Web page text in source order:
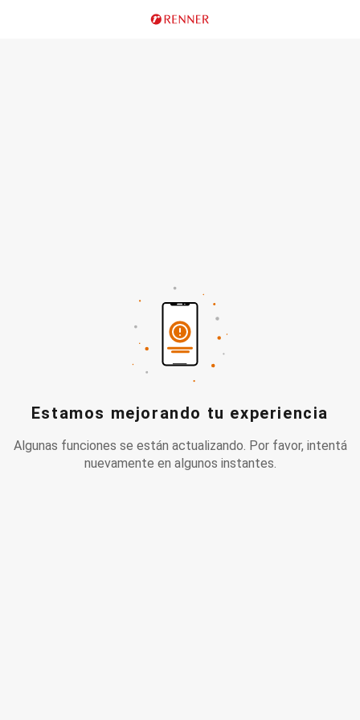
Estamos mejorando tu experiencia
Algunas funciones se están actualizando. Por favor, intentá
nuevamente en algunos instantes.